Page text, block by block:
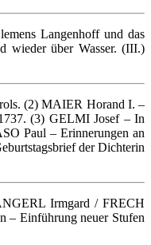
Langenhoff und das
wieder über Wasser. (III.)
(2) MAIER Horand I. –
(3) GELMI Josef – In
Paul – Erinnerungen an
der Dichterin
Irmgard / FRECH
– Einführung neuer Stufen